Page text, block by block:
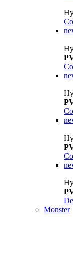
Monster